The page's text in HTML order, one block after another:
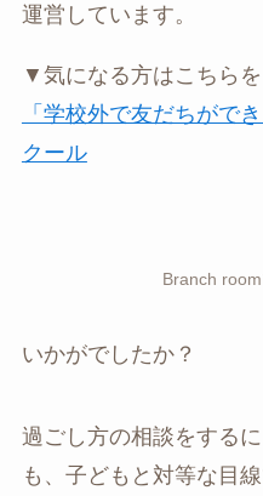
運営しています。
▼気になる方はこちら
「学校外で友だちがで
クール
Branch
いかがでしたか？
過ごし方の相談をする
も、子どもと対等な目